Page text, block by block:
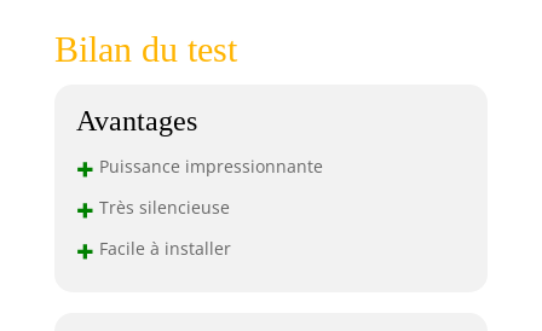
Bilan du test
Avantages
+ Puissance impressionnante
+ Très silencieuse
+ Facile à installer